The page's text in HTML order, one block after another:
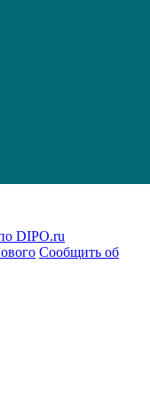
DIPO.ru
Сообщить об